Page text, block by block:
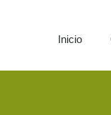
Inicio